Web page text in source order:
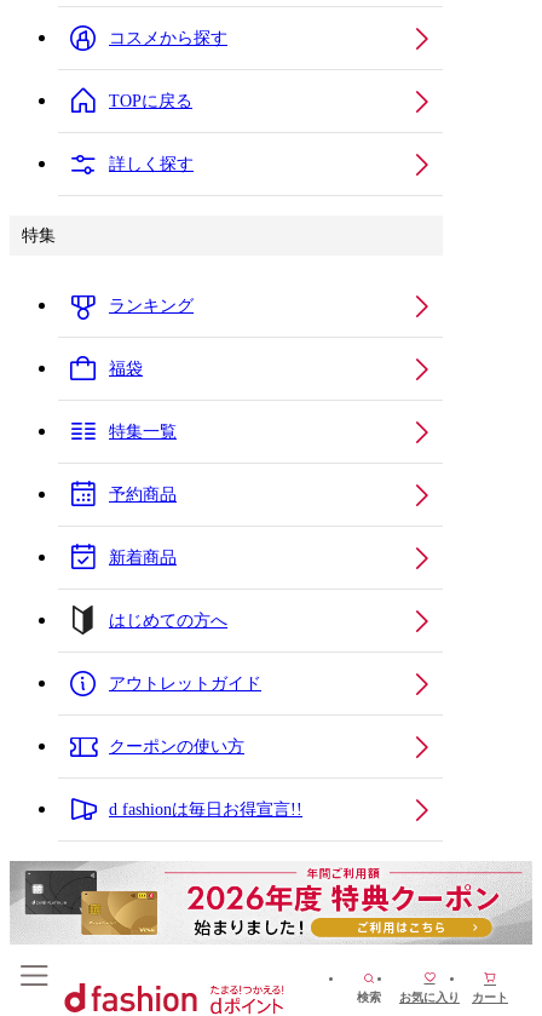
コスメから探す
TOPに戻る
詳しく探す
特集
ランキング
福袋
特集一覧
予約商品
新着商品
はじめての方へ
アウトレットガイド
クーポンの使い方
d fashionは毎日お得宣言!!
検索 お気に入り カート